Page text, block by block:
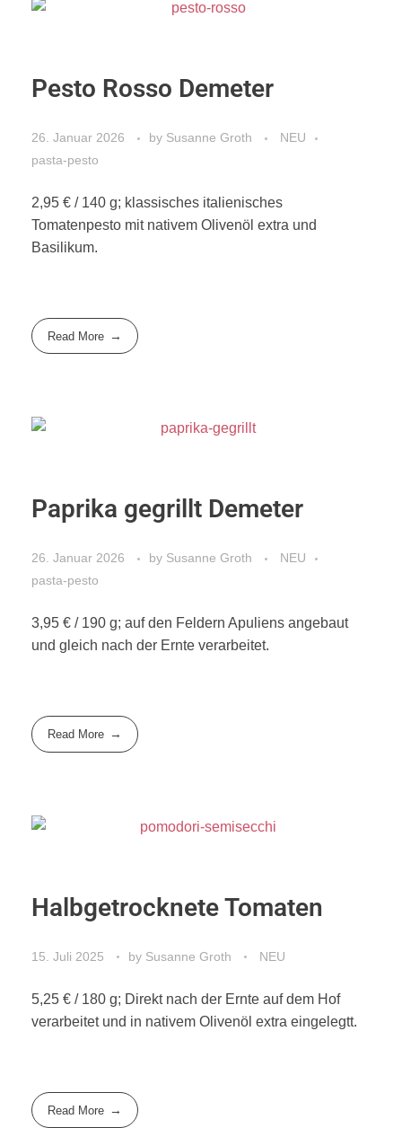
Pesto Rosso Demeter
26. Januar 2026 by Susanne Groth
NEU
pasta-pesto
2,95 € / 140 g; klassisches italienisches
Tomatenpesto mit nativem Olivenöl extra und
Basilikum.
Read More
Paprika gegrillt Demeter
26. Januar 2026 by Susanne Groth
NEU
pasta-pesto
3,95 € / 190 g; auf den Feldern Apuliens angebaut
und gleich nach der Ernte verarbeitet.
Read More
Halbgetrocknete Tomaten
15. Juli 2025 by Susanne Groth NEU
5,25 € / 180 g; Direkt nach der Ernte auf dem Hof
verarbeitet und in nativem Olivenöl extra eingelegtt.
Read More